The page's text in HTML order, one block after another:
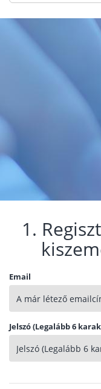
1.
Email
Jelszó (Legalább 6